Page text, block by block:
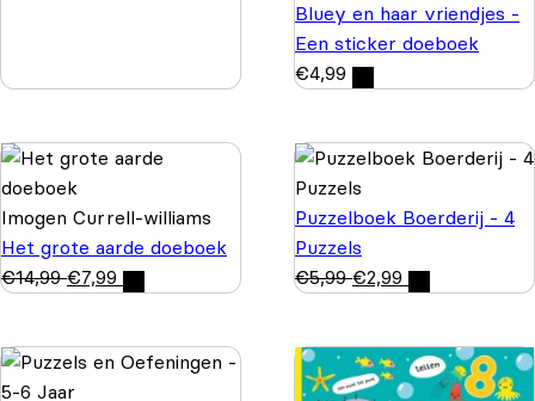
Bluey en haar vriendjes -
Een sticker doeboek
€4,99
Imogen Currell-williams
Het grote aarde doeboek
€14,99 €7,99
Puzzelboek Boerderij - 4
Puzzels
€5,99 €2,99